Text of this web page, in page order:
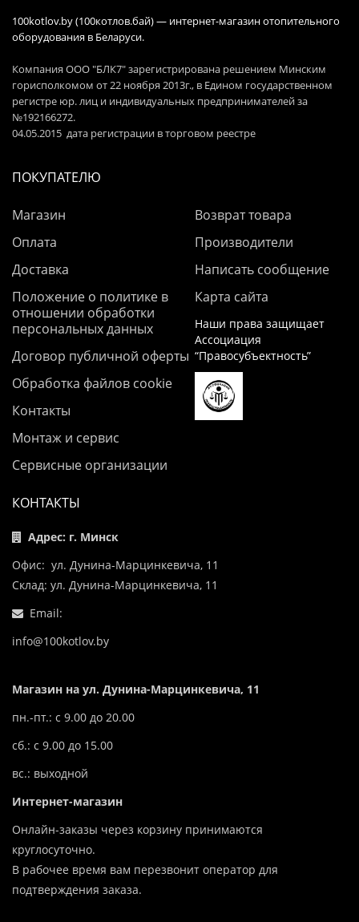
100kotlov.by (100котлов.бай) — интернет-магазин отопительного
оборудования в Беларуси.
Компания ООО "БЛК7" зарегистрирована решением Минским
горисполкомом от 22 ноября 2013г., в Едином государственном
регистре юр. лиц и индивидуальных предпринимателей за
№192166272.
04.05.2015 дата регистрации в торговом реестре
ПОКУПАТЕЛЮ
Магазин
Оплата
Доставка
Положение о политике в
отношении обработки
персональных данных
Договор публичной оферты
Обработка файлов cookie
Контакты
Монтаж и сервис
Сервисные организации
Возврат товара
Производители
Написать сообщение
Карта сайта
Наши права защищает
Ассоциация
“Правосубъектность”
КОНТАКТЫ
Адрес: г. Минск
Офис: ул. Дунина-Марцинкевича, 11
Склад: ул. Дунина-Марцинкевича, 11
Email:
info@100kotlov.by
Магазин на ул. Дунина-Марцинкевича, 11
пн.-пт.: с 9.00 до 20.00
сб.: с 9.00 до 15.00
вс.: выходной
Интернет-магазин
Онлайн-заказы через корзину принимаются
круглосуточно.
В рабочее время вам перезвонит оператор для
подтверждения заказа.